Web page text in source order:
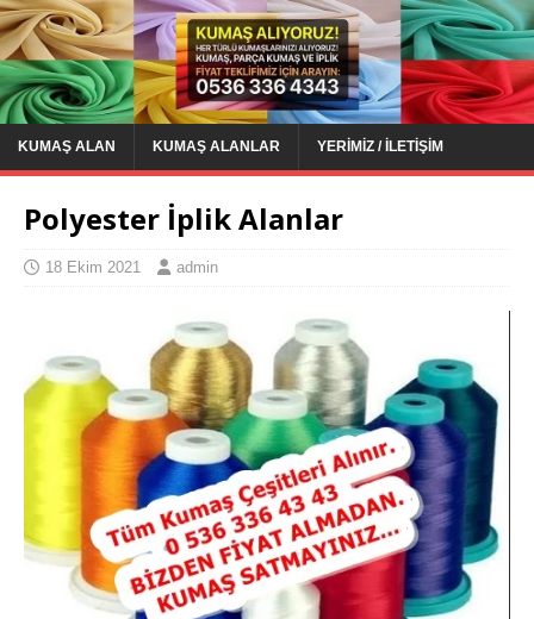
KUMAŞ ALAN KUMAŞ ALANLAR YERIMIZ / İLETIŞIM
Polyester İplik Alanlar
18 Ekim 2021 admin